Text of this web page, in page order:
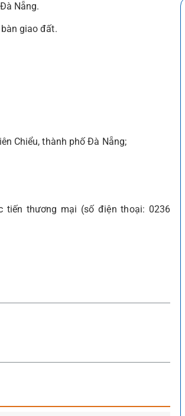
Nẵng.
giao đất.
Chiểu, thành phố Đà Nẵng;
tiến thương mại (số điện thoại: 0236